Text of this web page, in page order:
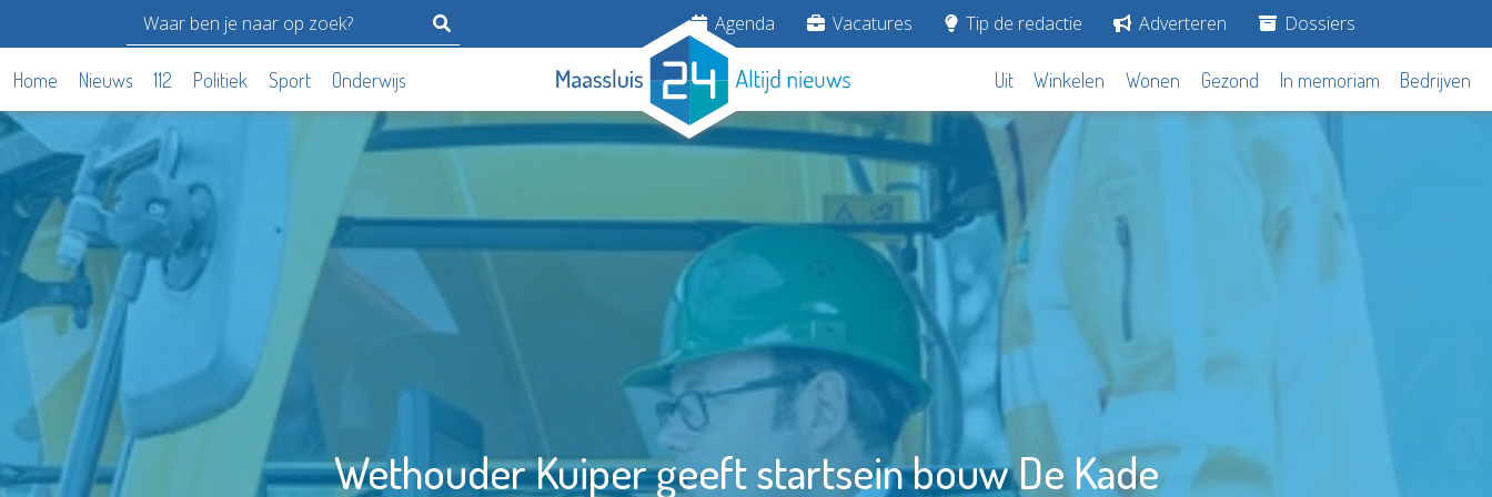
Agenda Vacatures Tip de redactie Adverteren Dossiers
Home Nieuws 112 Politiek Sport Onderwijs Uit Winkelen Wonen Gezond In memoriam Bedrijven
Wethouder Kuiper geeft startsein bouw De Kade